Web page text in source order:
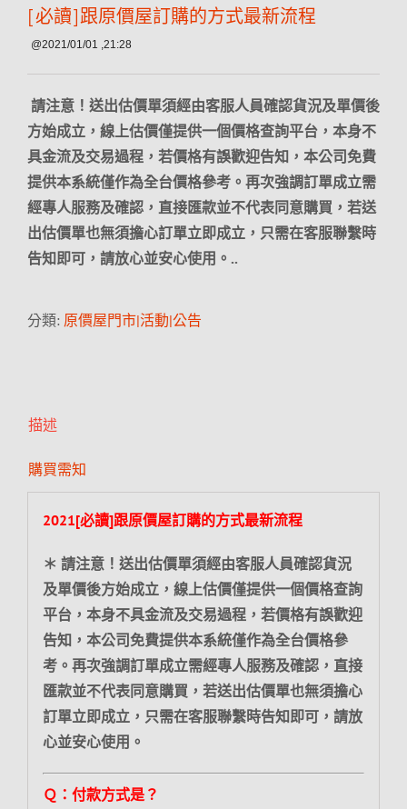
[必讀]跟原價屋訂購的方式最新流程
@2021/01/01 ,21:28
請注意！送出估價單須經由客服人員確認貨況及單價後
方始成立，線上估價僅提供一個價格查詢平台，本身不
具金流及交易過程，若價格有誤歡迎告知，本公司免費
提供本系統僅作為全台價格參考。再次強調訂單成立需
經專人服務及確認，直接匯款並不代表同意購買，若送
出估價單也無須擔心訂單立即成立，只需在客服聯繫時
告知即可，請放心並安心使用。..
分類: 原價屋門市|活動|公告
描述
購買需知
2021[必讀]跟原價屋訂購的方式最新流程
＊ 請注意！送出估價單須經由客服人員確認貨況
及單價後方始成立，線上估價僅提供一個價格查詢
平台，本身不具金流及交易過程，若價格有誤歡迎
告知，本公司免費提供本系統僅作為全台價格參
考。再次強調訂單成立需經專人服務及確認，直接
匯款並不代表同意購買，若送出估價單也無須擔心
訂單立即成立，只需在客服聯繫時告知即可，請放
心並安心使用。
Ｑ：付款方式是？